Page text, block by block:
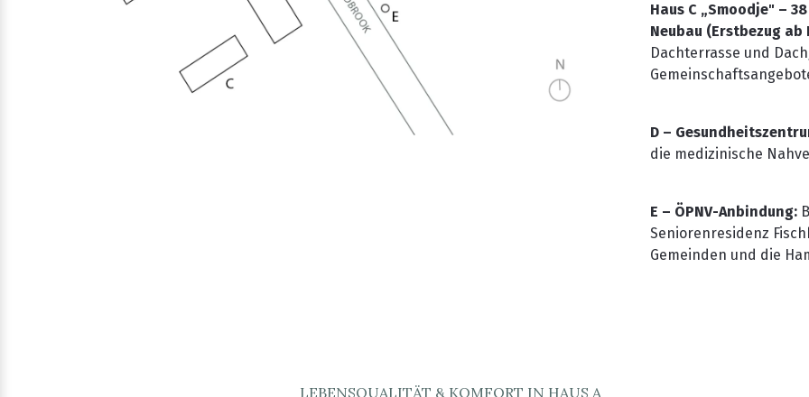
Haus C „Smoodje" –
Neubau (Erstbezug ab
Dachterrasse und
D –
die medizinische
E – ÖPNV-Anbindung:
Seniorenresidenz
Gemeinden und die
LEBENSQUALITÄT & KOMFORT IN HAUS A